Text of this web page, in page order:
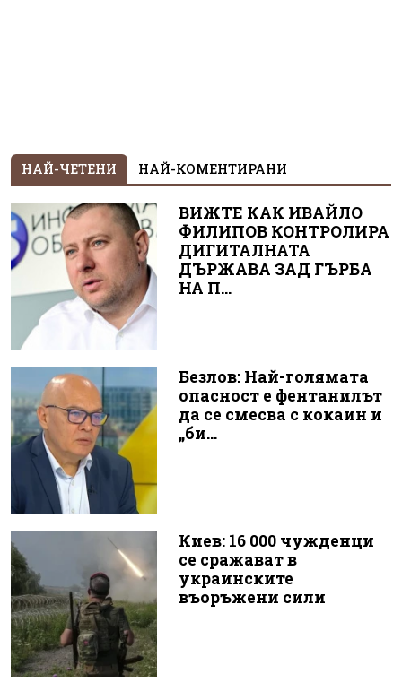
НАЙ-ЧЕТЕНИ НАЙ-КОМЕНТИРАНИ
ВИЖТЕ КАК ИВАЙЛО
ФИЛИПОВ КОНТРОЛИРА
ДИГИТАЛНАТА
ДЪРЖАВА ЗАД ГЪРБА
НА П...
Безлов: Най-голямата
опасност е фентанилът
да се смесва с кокаин и
„би...
Киев: 16 000 чужденци
се сражават в
украинските
въоръжени сили